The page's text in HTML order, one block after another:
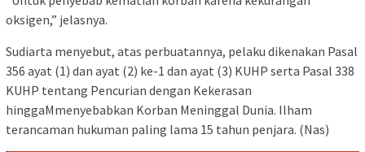
oksigen,” jelasnya.
Sudiarta menyebut, atas perbuatannya, pelaku dikenakan Pasal
356 ayat (1) dan ayat (2) ke-1 dan ayat (3) KUHP serta Pasal 338
KUHP tentang Pencurian dengan Kekerasan
hinggaMmenyebabkan Korban Meninggal Dunia. Ilham
terancaman hukuman paling lama 15 tahun penjara. (Nas)